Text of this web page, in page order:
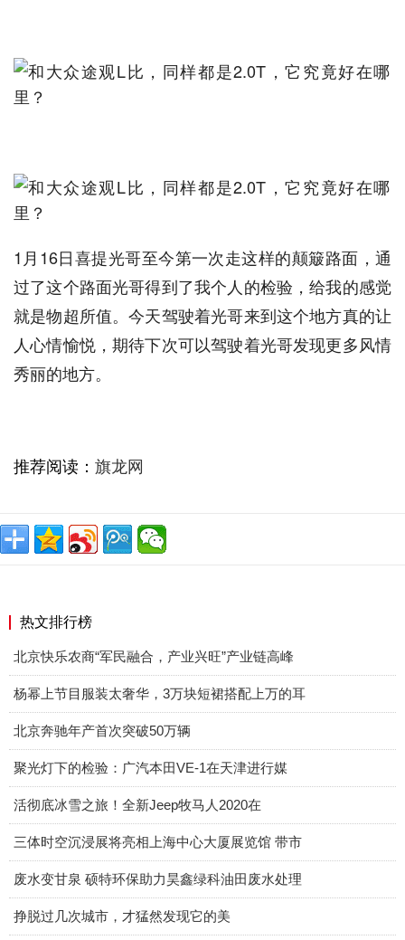
1月16日喜提光哥至今第一次走这样的颠簸路面，通
过了这个路面光哥得到了我个人的检验，给我的感觉
就是物超所值。今天驾驶着光哥来到这个地方真的让
人心情愉悦，期待下次可以驾驶着光哥发现更多风情
秀丽的地方。
推荐阅读： 旗龙网
热文排行榜
北京快乐农商“军民融合，产业兴旺”产业链高峰
杨幂上节目服装太奢华，3万块短裙搭配上万的耳
北京奔驰年产首次突破50万辆
聚光灯下的检验：广汽本田VE-1在天津进行媒
活彻底冰雪之旅！全新Jeep牧马人2020在
三体时空沉浸展将亮相上海中心大厦展览馆 带市
废水变甘泉 硕特环保助力昊鑫绿科油田废水处理
挣脱过几次城市，才猛然发现它的美